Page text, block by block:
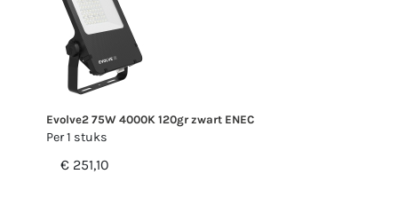
Evolve2 75W 4000K 120gr zwart ENEC
Per 1 stuks
€ 251,10